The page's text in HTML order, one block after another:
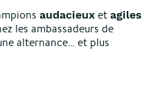
audacieux etagiles
les ambassadeurs de
alternance… et plus